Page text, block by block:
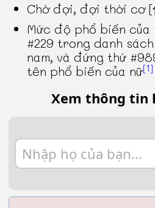
Chờ đợi, đợi thời cơ
Mức độ phổ biến
#229 trong danh
nam, và đứng thứ
tên phổ biến của nữ[1]
Xem thông tin